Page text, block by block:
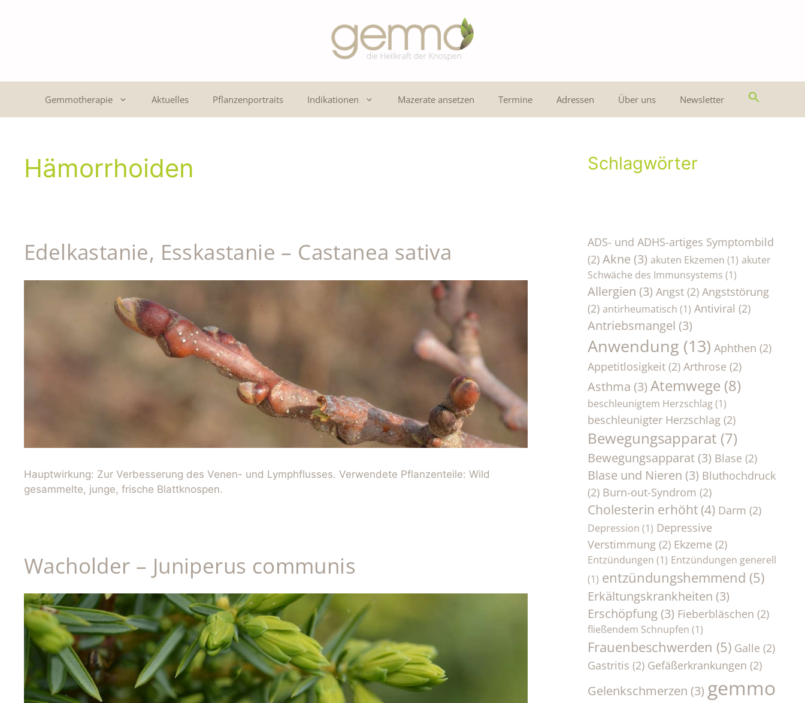
Gemmotherapie Aktuelles Pflanzenportraits Indikationen Mazerate ansetzen Termine Adressen Über uns Newsletter
Hämorrhoiden
Edelkastanie, Esskastanie – Castanea sativa
Hauptwirkung: Zur Verbesserung des Venen- und Lymphflusses. Verwendete Pflanzenteile: Wild
gesammelte, junge, frische Blattknospen.
Wacholder – Juniperus communis
Schlagwörter
ADS- und ADHS-artiges Symptombild
(2) Akne (3) akuten Ekzemen (1) akuter
Schwäche des Immunsystems (1)
Allergien (3) Angst(2) Angststörung
(2) antirheumatisch (1) Antiviral (2)
Antriebsmangel (3)
Anwendung (13) Aphthen (2)
Appetitlosigkeit(2) Arthrose (2)
Asthma (3) Atemwege (8)
beschleunigtem Herzschlag(1)
beschleunigter Herzschlag(2)
Bewegungsapparat (7)
Bewegungsapparat(3) Blase (2)
Blase und Nieren (3) Bluthochdruck
(2) Burn-out-Syndrom (2)
Cholesterin erhöht(4) Darm (2)
Depression (1) Depressive
Verstimmung(2) Ekzeme (2)
Entzündungen (1) Entzündungen generell
(1) entzündungshemmend (5)
Erkältungskrankheiten (3)
Erschöpfung(3) Fieberbläschen (2)
fließendem Schnupfen (1)
Frauenbeschwerden (5) Galle (2)
Gastritis (2) Gefäßerkrankungen (2)
Gelenkschmerzen (3) gemmo